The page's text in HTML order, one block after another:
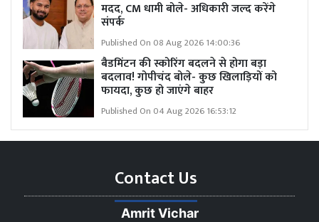
मदद, CM धामी बोले- अधिकारी जल्द करेंगे
संपर्क
Published On 08 Aug 2026 14:00:36
बैडमिंटन की स्कोरिंग बदलने से होगा बड़ा
बदलाव! गोपीचंद बोले- कुछ खिलाड़ियों को
फायदा, कुछ हो जाएंगे बाहर
Published On 04 Aug 2026 16:53:12
Contact Us
Amrit Vichar